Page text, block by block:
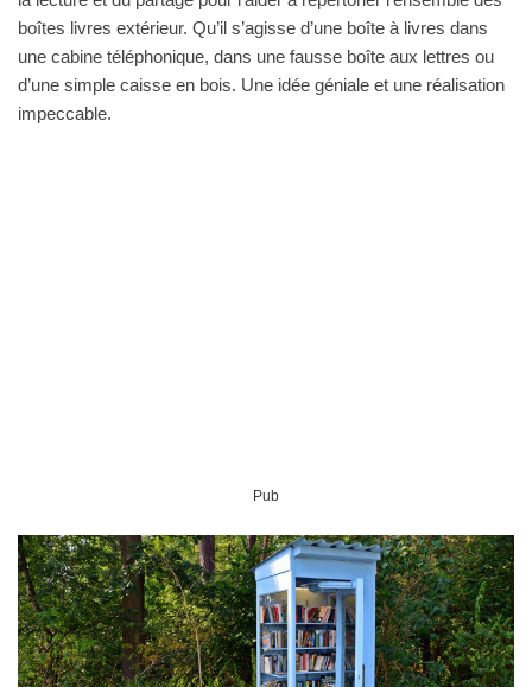
boîtes livres extérieur. Qu’il s’agisse d’une boîte à livres dans
une cabine téléphonique, dans une fausse boîte aux lettres ou
d’une simple caisse en bois. Une idée géniale et une réalisation
impeccable.
Pub